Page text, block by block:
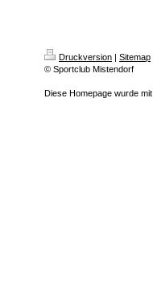
Druckversion | Sitemap
© Sportclub Mistendorf
Diese Homepage wurde mit